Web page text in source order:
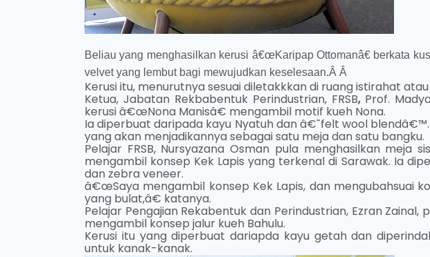
Beliau yang menghasilkan kerusi â€œKaripap Ottomanâ€ berkata
velvet yang lembut bagi mewujudkan keselesaan.Â Â
Kerusi itu, menurutnya sesuai diletakkkan di ruang istirahat
Ketua, Jabatan Rekbabentuk Perindustrian, FRSB, Prof.
kerusi â€œNona Manisâ€ mengambil motif kueh Nona.
Ia diperbuat daripada kayu Nyatuh dan â€˜felt wool
yang akan menjadikannya sebagai satu meja dan satu bangku.
Pelajar FRSB, Nursyazana Osman pula menghasilkan meja
mengambil konsep Kek Lapis yang terkenal di Sarawak. Ia
dan zebra veneer.
â€œSaya mengambil konsep Kek Lapis, dan mengubahsuai
yang bulat,â€ katanya.
Pelajar Pengajian Rekabentuk dan Perindustrian, Ezran
mengambil konsep jalur kueh Bahulu.
Kerusi itu yang diperbuat dariapda kayu getah dan
untuk kanak-kanak.